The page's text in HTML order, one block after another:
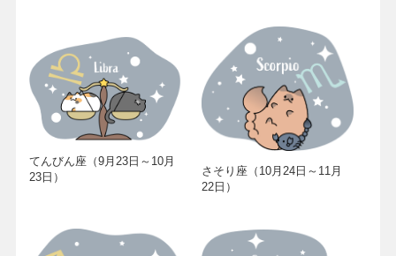
てんびん座（9月23日～10月
23日）
さそり座（10月24日～11月
22日）